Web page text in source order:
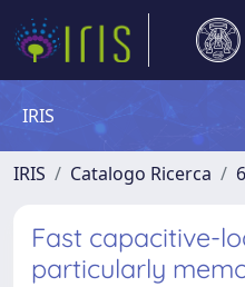
IRIS
IRIS Catalogo Ricerca
Fast capacitive-
particularly